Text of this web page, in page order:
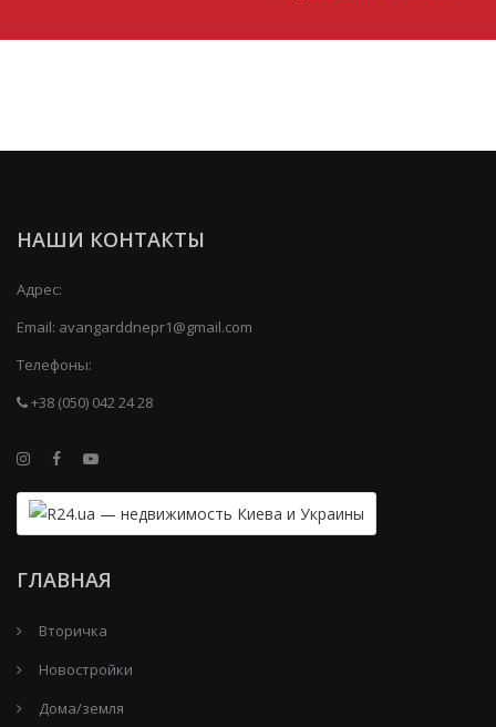
НАШИ КОНТАКТЫ
Адрес:
Email: avangarddnepr1@gmail.com
Телефоны:
+38 (050) 042 24 28
ГЛАВНАЯ
Вторичка
Новостройки
Дома/земля